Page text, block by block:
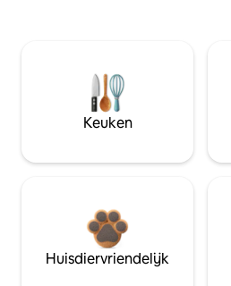
Keuken
Huisdiervriendelijk